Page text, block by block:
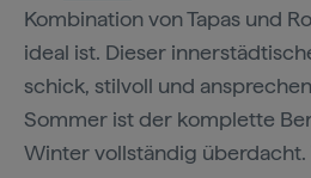
Kombination von Tapas und
ideal ist. Dieser
schick, stilvoll und
Sommer ist der komplette
Winter vollständig